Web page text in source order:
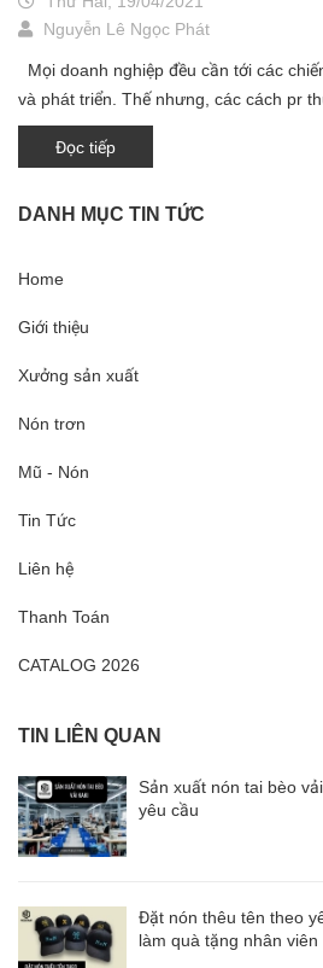
DANH MỤC TIN TỨC
Home
Giới thiệu
Xưởng sản xuất
Nón trơn
Mũ - Nón
Tin Tức
Liên hệ
Thanh Toán
CATALOG 2026
TIN LIÊN QUAN
Sản xuất nón tai bèo
yêu cầu
Đặt nón thêu tên theo
làm quà tặng nhân viên
Nguyễn Lê Ngọc Phát
Mọi doanh nghiệp đều cần tới các
và phát triển. Thế nhưng, các cách pr
Đọc tiếp